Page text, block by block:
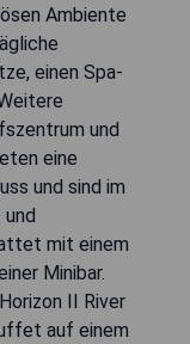
Ambiente
einen Spa-
und
eine
und sind im
mit einem
Minibar.
II River
auf einem